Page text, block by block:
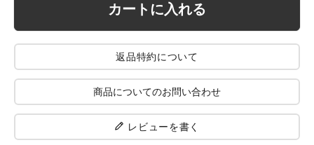
カートに入れる
返品特約について
商品についてのお問い合わせ
レビューを書く